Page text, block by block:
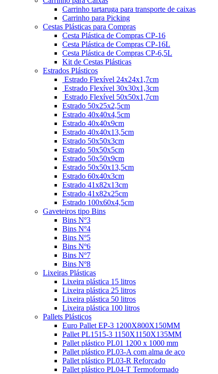
Carrinho tartaruga para transporte de caixas
Carrinho para Picking
Cestas Plásticas para Compras
Cesta Plástica de Compras CP-16
Cesta Plástica de Compras CP-16L
Cesta Plástica de Compras CP-6,5L
Kit de Cestas Plásticas
Estrados Plásticos
Estrado Flexível 24x24x1,7cm
Estrado Flexível 30x30x1,3cm
Estrado Flexível 50x50x1,7cm
Estrado 50x25x2,5cm
Estrado 40x40x4,5cm
Estrado 40x40x9cm
Estrado 40x40x13,5cm
Estrado 50x50x3cm
Estrado 50x50x5cm
Estrado 50x50x9cm
Estrado 50x50x13,5cm
Estrado 60x40x3cm
Estrado 41x82x13cm
Estrado 41x82x25cm
Estrado 100x60x4,5cm
Gaveteiros tipo Bins
Bins Nº3
Bins Nº4
Bins Nº5
Bins Nº6
Bins Nº7
Bins Nº8
Lixeiras Plásticas
Lixeira plástica 15 litros
Lixeira plástica 25 litros
Lixeira plástica 50 litros
Lixeira plástica 100 litros
Pallets Plásticos
Euro Pallet EP-3 1200X800X150MM
Pallet PL1515-3 1150X1150X135MM
Pallet plástico PL01 1200 x 1000 mm
Pallet plástico PL03-A com alma de aço
Pallet plástico PL03-R Reforçado
Pallet plástico PL04-T Termoformado